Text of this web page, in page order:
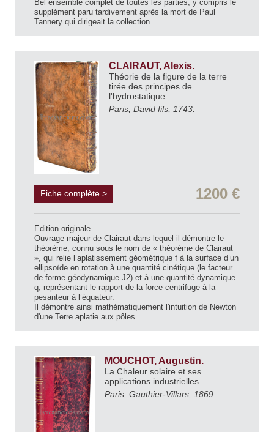
Bel ensemble complet de toutes les parties, y compris le
supplément paru tardivement après la mort de Paul
Tannery qui dirigeait la collection.
CLAIRAUT, Alexis.
Théorie de la figure de la terre
tirée des principes de
l'hydrostatique.
Paris, David fils, 1743.
Fiche complète > 1200 €
Edition originale.
Ouvrage majeur de Clairaut dans lequel il démontre le
théorème, connu sous le nom de « théorème de Clairaut
», qui relie l’aplatissement géométrique f à la surface d’un
ellipsoïde en rotation à une quantité cinétique (le facteur
de forme géodynamique J2) et à une quantité dynamique
q, représentant le rapport de la force centrifuge à la
pesanteur à l’équateur.
Il démontre ainsi mathématiquement l'intuition de Newton
d'une Terre aplatie aux pôles.
MOUCHOT, Augustin.
La Chaleur solaire et ses
applications industrielles.
Paris, Gauthier-Villars, 1869.